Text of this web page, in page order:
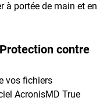
à portée de main et en
contre
vos fichiers
AcronisMD True